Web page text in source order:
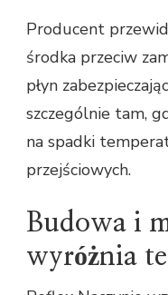
Producent
środka przeciw
płyn
szczególnie tam,
na spadki
przejściowych.
Budowa i
wyróżnia